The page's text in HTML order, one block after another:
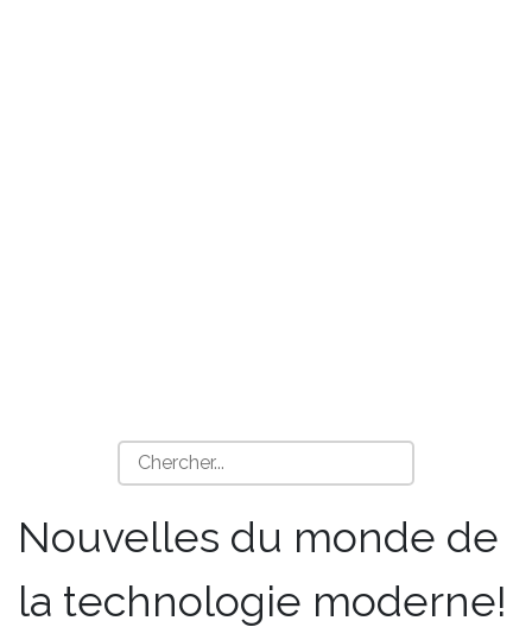
Nouvelles du monde de
la technologie moderne!